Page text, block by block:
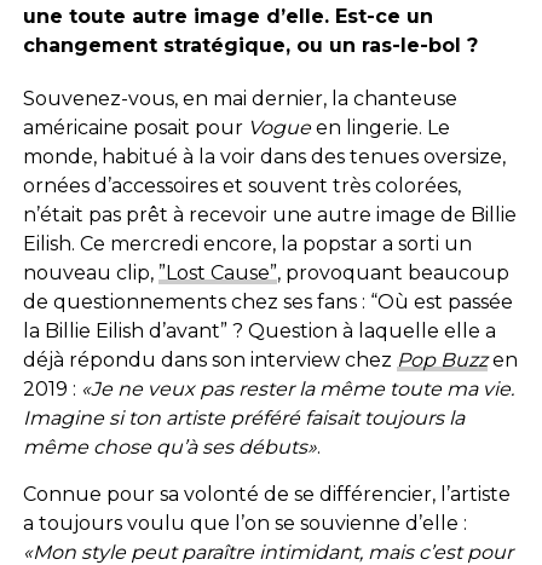
une toute autre image d’elle. Est-ce un
changement stratégique, ou un ras-le-bol ?
Souvenez-vous, en mai dernier, la chanteuse
américaine posait pour Vogueen lingerie. Le
monde, habitué à la voir dans des tenues oversize,
ornées d’accessoires et souvent très colorées,
n’était pas prêt à recevoir une autre image de Billie
Eilish. Ce mercredi encore, la popstar a sorti un
nouveau clip, ”Lost Cause”, provoquant beaucoup
de questionnements chez ses fans : “Où est passée
la Billie Eilish d’avant” ? Question à laquelle elle a
déjà répondu dans son interview chez Pop Buzzen
2019 : «Je ne veux pas rester la même toute ma vie.
Imagine si ton artiste préféré faisait toujours la
même chose qu’à ses débuts».
Connue pour sa volonté de se différencier, l’artiste
a toujours voulu que l’on se souvienne d’elle :
«Mon style peut paraître intimidant, mais c’est pour